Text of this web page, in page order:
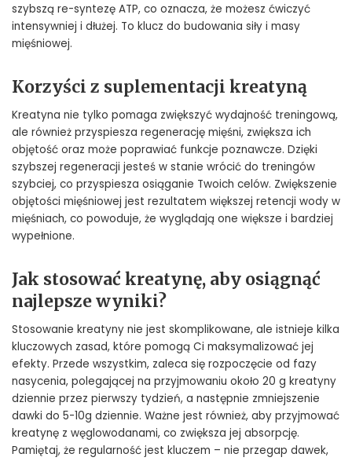
szybszą re-syntezę ATP, co oznacza, że możesz ćwiczyć
intensywniej i dłużej. To klucz do budowania siły i masy
mięśniowej.
Korzyści z suplementacji kreatyną
Kreatyna nie tylko pomaga zwiększyć wydajność treningową,
ale również przyspiesza regenerację mięśni, zwiększa ich
objętość oraz może poprawiać funkcje poznawcze. Dzięki
szybszej regeneracji jesteś w stanie wrócić do treningów
szybciej, co przyspiesza osiąganie Twoich celów. Zwiększenie
objętości mięśniowej jest rezultatem większej retencji wody w
mięśniach, co powoduje, że wyglądają one większe i bardziej
wypełnione.
Jak stosować kreatynę, aby osiągnąć
najlepsze wyniki?
Stosowanie kreatyny nie jest skomplikowane, ale istnieje kilka
kluczowych zasad, które pomogą Ci maksymalizować jej
efekty. Przede wszystkim, zaleca się rozpoczęcie od fazy
nasycenia, polegającej na przyjmowaniu około 20 g kreatyny
dziennie przez pierwszy tydzień, a następnie zmniejszenie
dawki do 5-10g dziennie. Ważne jest również, aby przyjmować
kreatynę z węglowodanami, co zwiększa jej absorpcję.
Pamiętaj, że regularność jest kluczem – nie przegap dawek,